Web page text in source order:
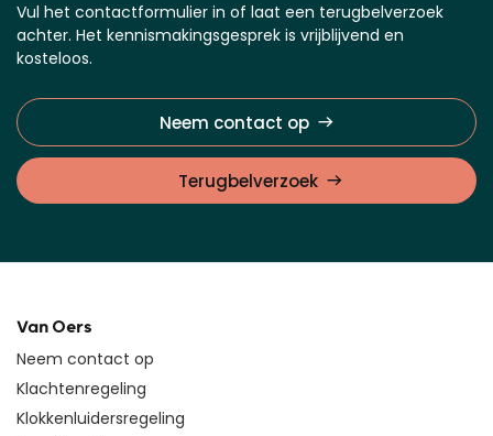
Vul het contactformulier in of laat een terugbelverzoek
achter. Het kennismakingsgesprek is vrijblijvend en
kosteloos.
Neem contact op
Terugbelverzoek
Van Oers
Neem contact op
Klachtenregeling
Klokkenluidersregeling